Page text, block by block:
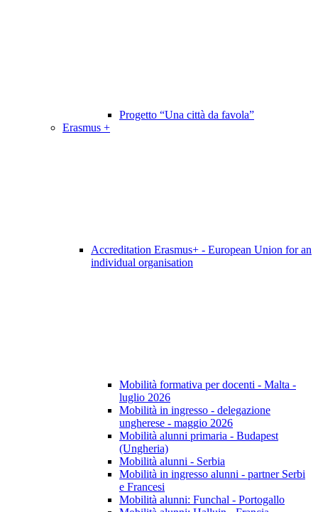
Progetto “Una città da favola”
Erasmus +
Accreditation Erasmus+ - European Union for an
individual organisation
Mobilità formativa per docenti - Malta -
luglio 2026
Mobilità in ingresso - delegazione
ungherese - maggio 2026
Mobilità alunni primaria - Budapest
(Ungheria)
Mobilità alunni - Serbia
Mobilità in ingresso alunni - partner Serbi
e Francesi
Mobilità alunni: Funchal - Portogallo